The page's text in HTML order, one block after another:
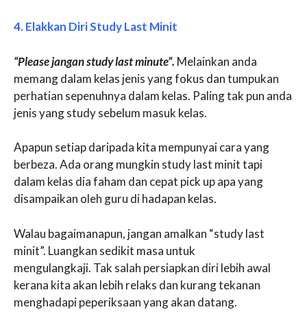
4. Elakkan Diri Study Last Minit
“Please jangan study last minute”. Melainkan anda
memang dalam kelas jenis yang fokus dan tumpukan
perhatian sepenuhnya dalam kelas. Paling tak pun anda
jenis yang study sebelum masuk kelas.
Apapun setiap daripada kita mempunyai cara yang
berbeza. Ada orang mungkin study last minit tapi
dalam kelas dia faham dan cepat pick up apa yang
disampaikan oleh guru di hadapan kelas.
Walau bagaimanapun, jangan amalkan “study last
minit”. Luangkan sedikit masa untuk
mengulangkaji. Tak salah persiapkan diri lebih awal
kerana kita akan lebih relaks dan kurang tekanan
menghadapi peperiksaan yang akan datang.